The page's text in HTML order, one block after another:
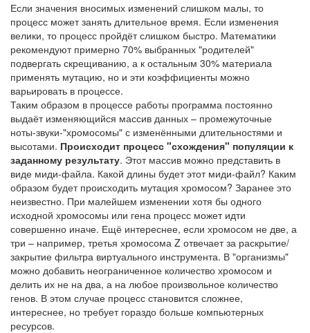
Если значения вносимых изменений слишком малы, то
процесс может занять длительное время. Если изменения
велики, то процесс пройдёт слишком быстро. Математики
рекомендуют примерно 70% выбранных "родителей"
подвергать скрещиванию, а к остальным 30% материала
применять мутацию, но и эти коэффициенты можно
варьировать в процессе.
Таким образом в процессе работы программа постоянно
выдаёт изменяющийся массив данных – промежуточные
ноты-звуки-"хромосомы" с изменёнными длительностями и
высотами. Происходит процесс "схождения" популяции к
заданному результату. Этот массив можно представить в
виде миди-файла. Какой длины будет этот миди-файл? Каким
образом будет происходить мутация хромосом? Заранее это
неизвестно. При малейшем изменении хотя бы одного
исходной хромосомы или гена процесс может идти
совершенно иначе. Ещё интереснее, если хромосом не две, а
три – например, третья хромосома Z отвечает за раскрытие/
закрытие фильтра виртуального инструмента. В "организмы"
можно добавить неограниченное количество хромосом и
делить их не на два, а на любое произвольное количество
генов. В этом случае процесс становится сложнее,
интереснее, но требует гораздо больше компьютерных
ресурсов.